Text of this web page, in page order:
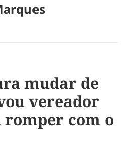
mudar de
vereador
romper com o